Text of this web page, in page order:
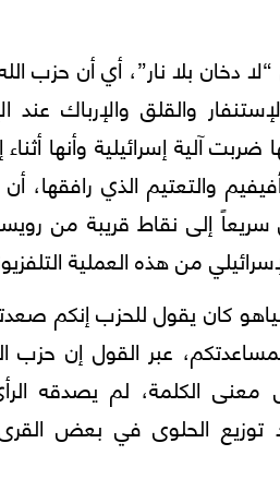
دخان بلا نار”، أي أن حزب
والقلق والإرباك عند
آلية إسرائيلية وأنها أثناء
والتعتيم الذي رافقها،
سريعاً إلى نقاط قريبة من
من هذه العملية
كان يقول للحزب إنكم
عبر القول إن حزب
معنى الكلمة، لم يصدقه
الحلوى في بعض القرى